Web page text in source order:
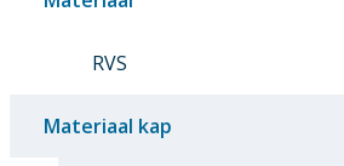
RVS
Materiaal kap